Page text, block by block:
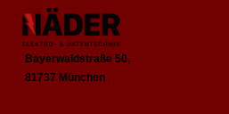
Bayerwaldstraße 50,
81737 München